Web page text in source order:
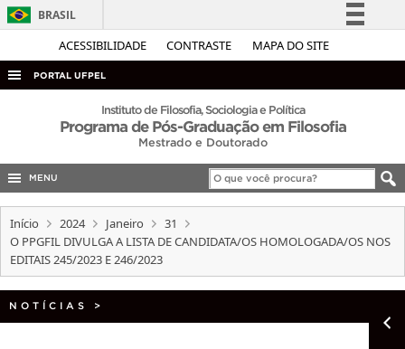
ACESSIBILIDADE CONTRASTE MAPA DO SITE
BRASIL
Simplifique!
Acesso à informação
Canais
PORTAL UFPEL
ACESSO À INFORMAÇÃO
AUDITORIA
EDITAIS
INTERNACIONAL
OUVIDORIA
PORTARIAS
Instituto de Filosofia, Sociologia e Política
Programa de Pós-Graduação em Filosofia
Mestrado e Doutorado
MENU
Início 2024 Janeiro
31
O PPGFIL DIVULGA A LISTA DE CANDIDATA/OS HOMOLOGADA/OS NOS
EDITAIS 245/2023 E 246/2023
NOTÍCIAS >